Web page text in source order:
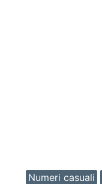
Numeri casuali